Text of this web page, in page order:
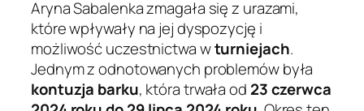
Aryna Sabalenka zmagała się z urazami,
które wpływały na jej dyspozycję i
możliwość uczestnictwa wturniejach.
Jednym z odnotowanych problemów była
kontuzja barku, która trwała od 23 czerwca